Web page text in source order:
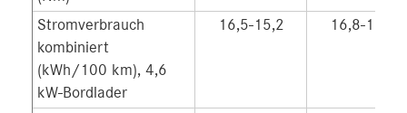
Stromverbrauch
kombiniert
(kWh/100 km), 4,6
kW-Bordlader
16,5-15,2 16,8-15,4